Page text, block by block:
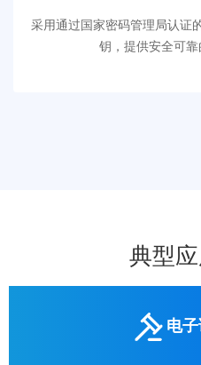
采用通过国家密码管理局认证
钥，提供安全可靠
典型
电